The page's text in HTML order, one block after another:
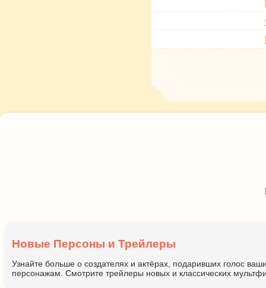
Новые Персоны и Трейлеры
Узнайте больше о создателях и актёрах, подаривших голос
персонажам. Смотрите трейлеры новых и классических